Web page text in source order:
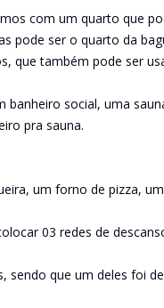
com um quarto que
pode ser o quarto da
que também pode ser
banheiro social, uma
pra sauna.
um forno de pizza,
03 redes de
sendo que um deles foi